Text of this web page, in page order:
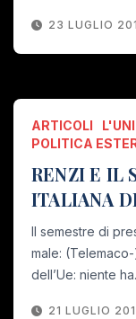
23 LUGLIO
ARTICOLI
POLITICA
RENZI E IL
ITALIANA
Il semestre di
male:
dell’Ue: niente
21 LUGLIO